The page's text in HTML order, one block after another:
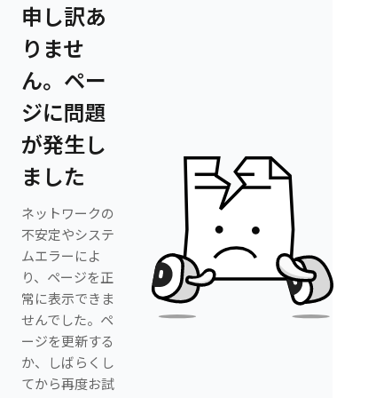
申し訳あ
りませ
ん。ペー
ジに問題
が発生し
ました
ネットワークの
不安定やシステ
ムエラーによ
り、ページを正
常に表示できま
せんでした。ペ
ージを更新する
か、しばらくし
てから再度お試